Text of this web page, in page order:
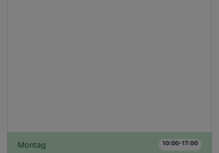
Montag 10:00-17:00